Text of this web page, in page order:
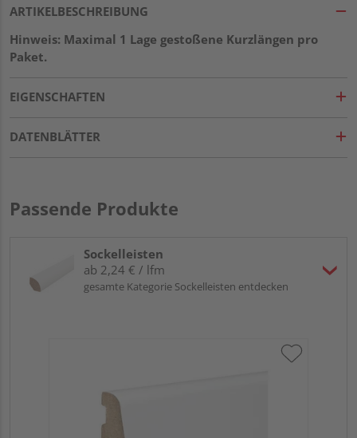
ARTIKELBESCHREIBUNG
Hinweis: Maximal 1 Lage gestoßene Kurzlängen pro
Paket.
EIGENSCHAFTEN
DATENBLÄTTER
Passende Produkte
Sockelleisten
ab 2,24 € / lfm
gesamte Kategorie Sockelleisten entdecken